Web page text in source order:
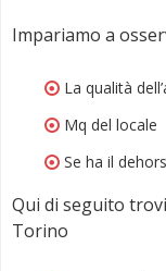
Impariamo a
La qualità
Mq del locale
Se ha il dehors
Qui di seguito
Torino